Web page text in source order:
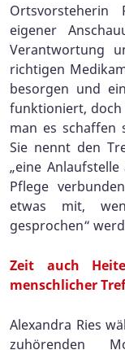
eigener
Verantwortung
richtigen
besorgen und
funktioniert,
man es schaffen
Sie nennt den
„eine
Pflege
etwas mit,
gesprochen“
Zeit auch
menschlicher
Alexandra Ries
zuhörenden